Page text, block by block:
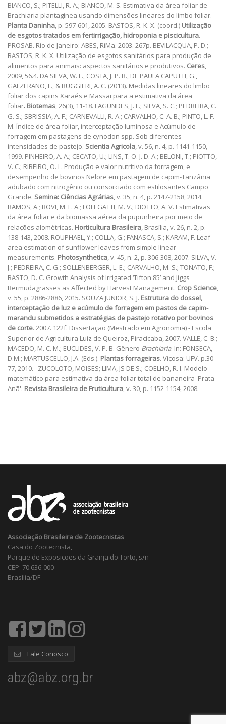
BIANCO, S.; PITELLI, R. A.; BIANCO, M. S. Estimativa da área foliar de
Brachiaria plantaginea usando dimensões lineares do limbo foliar.
Planta Daninha, p. 597-601, 2005. BASTOS, R. K. X. (coord.) Utilização
de esgotos tratados em fertirrigação, hidroponia e piscicultura.
PROSAB. Rio de Janeiro: ABES, RiMa. 2003. 267p. BEVILACQUA, P. D.;
BASTOS, R. K. X. Utilização de esgotos sanitários para produção de
alimentos para animais: aspectos sanitários e produtivos. Ceres,
2009, 56.4. DA SILVA, W. L., COSTA, J. P. R., DE PAULA CAPUTTI, G.,
GALZERANO, L., & RUGGIERI, A. C. (2013). Medidas lineares do limbo
foliar dos capins Xaraés e Massai para a estimativa da área
foliar. Biotemas, 26(3), 11-18. FAGUNDES, J. L.; SILVA, S. C.; PEDREIRA, C.
G. S.; SBRISSIA, A. F.; CARNEVALLI, R. A.; CARVALHO, C. A. B.; PINTO, L. F.
M. Índice de área foliar, interceptação luminosa e Acúmulo de
forragem em pastagens de cynodon spp. Sob diferentes
intensidades de pastejo. Scientia Agricola, v. 56, n. 4, p. 1141-1150,
1999. PINHEIRO, A. A.; CECATO, U.; LINS, T. O. J. D. A.; BELONI, T.; PIOTTO,
V. C.; RIBEIRO, O. L. Produção e valor nutritivo da forragem, e
desempenho de bovinos Nelore em pastagem de capim-Tanzânia
adubado com nitrogênio ou consorciado com estilosantes Campo
Grande. Semina: Ciências Agrárias, v. 35, n. 4, p. 2147-2158, 2014.
RAMOS, A.; BOVI, M. L. A.; FOLEGATTI, M. V.; DIOTTO, A. V. Estimativas
da área foliar e da biomassa aérea da pupunheira por meio de
relações alométricas. Horticultura Brasileira, Brasília, v. 26, n. 2, p.
138-143, 2008. ROUPHAEL, Y.; COLLA, G.; FANASCA, S.; KARAM, F. Leaf
area estimation of sunflower leaves from simple linear
measurements. Photosynthetica, v. 45, n. 2, p. 306-308, 2007. SILVA, V.
J.; PEDREIRA, C. G.; SOLLENBERGER, L. E.; CARVALHO, M. S.; TONATO, F.;
BASTO, D. C. Growth Analysis of Irrigated ‘Tifton 85’ and Jiggs
Bermudagrasses as Affected by Harvest Management. Crop Science,
v. 55, p. 2886-2886, 2015. SOUZA JUNIOR, S. J. Estrutura do dossel,
interceptação de luz e acúmulo de forragem em pastos de capim-
marandu submetidos a estratégias de pastejo rotativo por bovinos
de corte. 2007. 122f. Dissertação (Mestrado em Agronomia) - Escola
Superior de Agricultura Luiz de Queiroz, Piracicaba, 2007. VALLE, C. B.;
MACEDO, M. C. M.; EUCLIDES, V. P. B. Gênero Brachiaria. In: FONSECA,
D.M.; MARTUSCELLO, J.A. (Eds.). Plantas forrageiras. Viçosa: UFV. p.30-
77, 2010. ZUCOLOTO, MOISES; LIMA, JS DE S.; COELHO, R. I. Modelo
matemático para estimativa da área foliar total de bananeira 'Prata-
Anã'. Revista Brasileira de Fruticultura, v. 30, p. 1152-1154, 2008.
Associação Brasileira de Zootecnistas
Casa do Zootecnista,
Parque de Exposições da Granja do Torto, s/n
CEP: 70.636-000
Brasília/DF
Fale Conosco
abz@abz.org.br